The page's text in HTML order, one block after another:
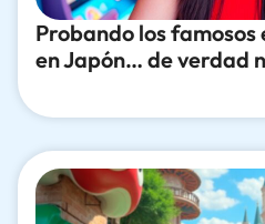
Probando los
en Japón… de verdad